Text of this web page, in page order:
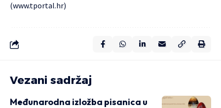
(www.tportal.hr)
Vezani sadržaj
Međunarodna izložba pisanica u